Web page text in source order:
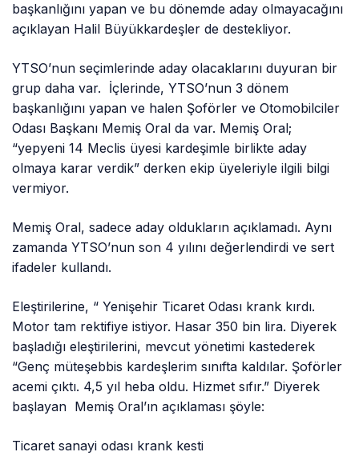
başkanlığını yapan ve bu dönemde aday olmayacağını
açıklayan Halil Büyükkardeşler de destekliyor.
YTSO’nun seçimlerinde aday olacaklarını duyuran bir
grup daha var. İçlerinde, YTSO’nun 3 dönem
başkanlığını yapan ve halen Şoförler ve Otomobilciler
Odası Başkanı Memiş Oral da var. Memiş Oral;
“yepyeni 14 Meclis üyesi kardeşimle birlikte aday
olmaya karar verdik” derken ekip üyeleriyle ilgili bilgi
vermiyor.
Memiş Oral, sadece aday oldukların açıklamadı. Aynı
zamanda YTSO’nun son 4 yılını değerlendirdi ve sert
ifadeler kullandı.
Eleştirilerine, “ Yenişehir Ticaret Odası krank kırdı.
Motor tam rektifiye istiyor. Hasar 350 bin lira. Diyerek
başladığı eleştirilerini, mevcut yönetimi kastederek
“Genç müteşebbis kardeşlerim sınıfta kaldılar. Şoförler
acemi çıktı. 4,5 yıl heba oldu. Hizmet sıfır.” Diyerek
başlayan Memiş Oral’ın açıklaması şöyle:
Ticaret sanayi odası krank kesti